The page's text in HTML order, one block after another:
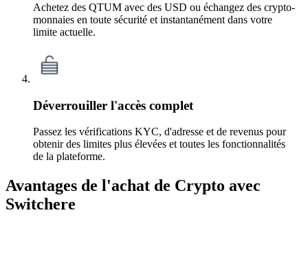
Achetez des QTUM avec des USD ou échangez des crypto-
monnaies en toute sécurité et instantanément dans votre
limite actuelle.
Déverrouiller l'accès complet
Passez les vérifications KYC, d'adresse et de revenus pour
obtenir des limites plus élevées et toutes les fonctionnalités
de la plateforme.
Avantages de l'achat de Crypto avec
Switchere